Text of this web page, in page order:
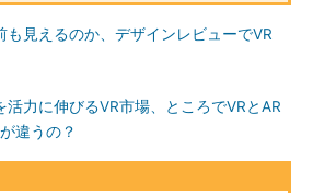
も見えるのか、デザインレビューでVR
活力に伸びるVR市場、ところでVRとAR
違うの？